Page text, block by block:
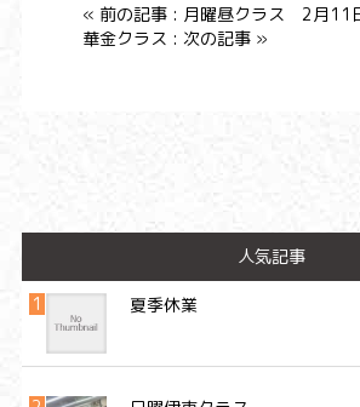
« 前の記事 : 月曜昼クラス 2月11
華金クラス : 次の記事 »
人気記事
夏季休業